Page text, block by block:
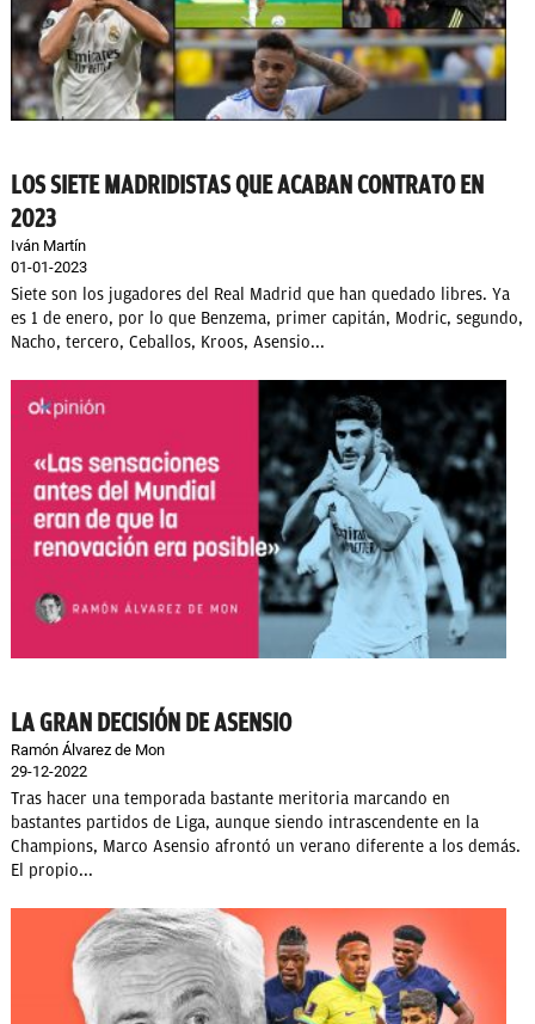
LOS SIETE MADRIDISTAS QUE ACABAN CONTRATO EN
2023
Iván Martín
01-01-2023
Siete son los jugadores del Real Madrid que han quedado libres. Ya
es 1 de enero, por lo que Benzema, primer capitán, Modric, segundo,
Nacho, tercero, Ceballos, Kroos, Asensio...
LA GRAN DECISIÓN DE ASENSIO
Ramón Álvarez de Mon
29-12-2022
Tras hacer una temporada bastante meritoria marcando en
bastantes partidos de Liga, aunque siendo intrascendente en la
Champions, Marco Asensio afrontó un verano diferente a los demás.
El propio...